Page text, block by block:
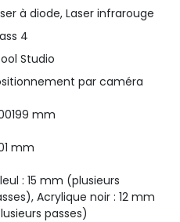
à diode, Laser infrarouge
4
Studio
par caméra
mm
mm
: 15 mm (plusieurs
Acrylique noir : 12 mm
passes)